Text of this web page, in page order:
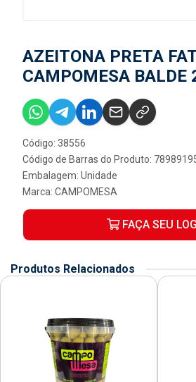
AZEITONA PRETA
CAMPOMESA BALDE
Código: 38556
Código de Barras do Produto:
Embalagem: Unidade
Marca: CAMPOMESA
FAÇA SEU
Produtos Relacionados